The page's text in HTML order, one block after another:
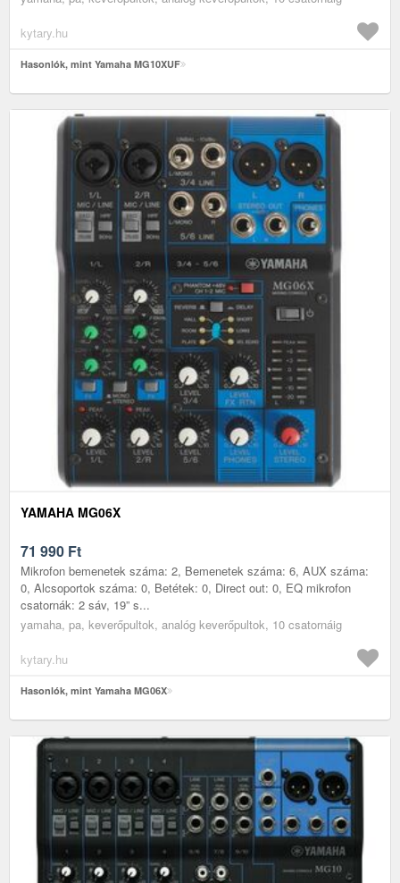
kytary.hu
Hasonlók, mint Yamaha MG10XUF
YAMAHA MG06X
71 990 Ft
Mikrofon bemenetek száma: 2, Bemenetek száma: 6, AUX száma:
0, Alcsoportok száma: 0, Betétek: 0, Direct out: 0, EQ mikrofon
csatornák: 2 sáv, 19” s...
yamaha, pa, keverőpultok, analóg keverőpultok, 10 csatornáig
kytary.hu
Hasonlók, mint Yamaha MG06X